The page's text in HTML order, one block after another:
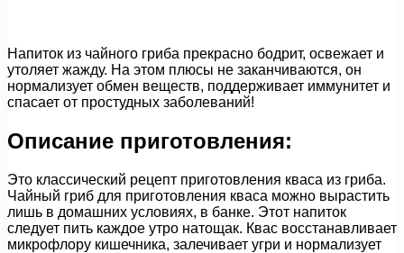
Напиток из чайного гриба прекрасно бодрит, освежает и
утоляет жажду. На этом плюсы не заканчиваются, он
нормализует обмен веществ, поддерживает иммунитет и
спасает от простудных заболеваний!
Описание приготовления:
Это классический рецепт приготовления кваса из гриба.
Чайный гриб для приготовления кваса можно вырастить
лишь в домашних условиях, в банке. Этот напиток
следует пить каждое утро натощак. Квас восстанавливает
микрофлору кишечника, залечивает угри и нормализует